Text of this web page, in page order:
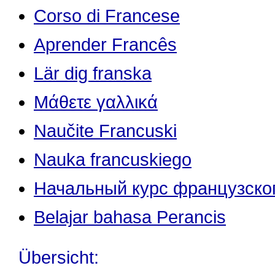
Corso di Francese
Aprender Francês
Lär dig franska
Μάθετε γαλλικά
Naučite Francuski
Nauka francuskiego
Начальный курс
Belajar bahasa Perancis
Übersicht: